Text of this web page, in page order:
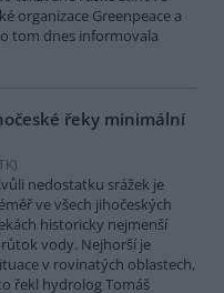
organizace Greenpeace a
tom dnes informovala
řeky minimální
)
nedostatku srážek je
ve všech jihočeských
historicky nejmenší
vody. Nejhorší je
v rovinatých oblastech,
řekl hydrolog Tomáš